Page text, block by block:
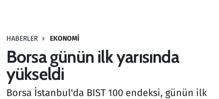
HABERLER EKONOMI
Borsa günün ilk yarısında
yükseldi
Borsa İstanbul'da BIST 100 endeksi, günün ilk
Haber
Kültür Sanat
Kurumsal Haberler